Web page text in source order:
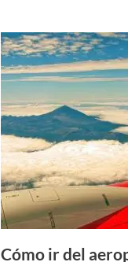
Cómo ir del